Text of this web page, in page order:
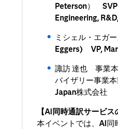
Peterson） SVP
Engineering,
ミシェル・エガ
Eggers) VP,
諏訪 達也 事業本
バイザリー事業
Japan株式会社
【AI同時通訳サービス
本イベントでは、AI同